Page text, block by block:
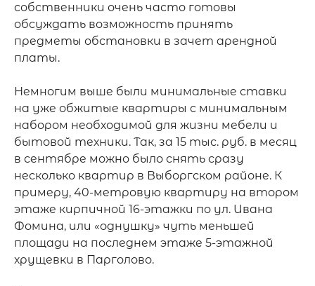
собственники очень часто готовы
обсуждать возможность принять
предметы обстановки в зачет арендной
платы.
Немногим выше были минимальные ставки
на уже обжитые квартиры с минимальным
набором необходимой для жизни мебели и
бытовой техники. Так, за 15 тыс. руб. в месяц
в сентябре можно было снять сразу
несколько квартир в Выборгском районе. К
примеру, 40-метровую квартиру на втором
этаже кирпичной 16-этажки по ул. Ивана
Фомина, или «однушку» чуть меньшей
площади на последнем этаже 5-этажной
хрущевки в Парголово.